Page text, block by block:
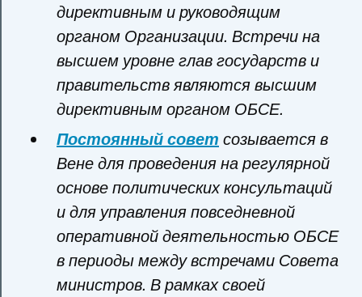
директивным и руководящим
органом Организации. Встречи на
высшем уровне глав государств и
правительств являются высшим
директивным органом ОБСЕ.
Постоянный совет созывается в
Вене для проведения на регулярной
основе политических консультаций
и для управления повседневной
оперативной деятельностью ОБСЕ
в периоды между встречами Совета
министров. В рамках своей